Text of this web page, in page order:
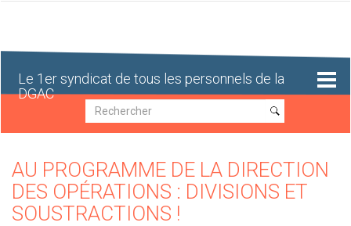
Le 1er syndicat de tous les personnels de la
DGAC
Recherche
Recherche
AU PROGRAMME DE LA DIRECTION
DES OPÉRATIONS : DIVISIONS ET
SOUSTRACTIONS !